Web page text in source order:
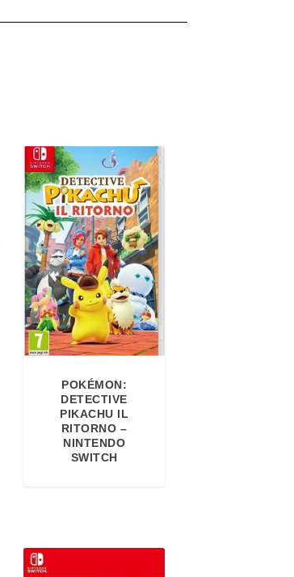
POKÉMON:
DETECTIVE
PIKACHU IL
RITORNO –
NINTENDO
SWITCH